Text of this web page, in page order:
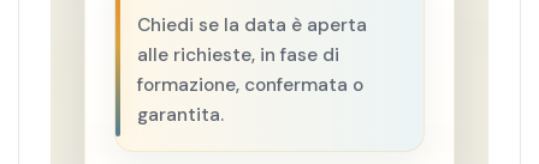
Chiedi se la data è aperta
alle richieste, in fase di
formazione, confermata o
garantita.